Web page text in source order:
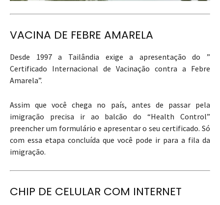
VACINA DE FEBRE AMARELA
Desde 1997 a Tailândia exige a apresentação do ”
Certificado Internacional de Vacinação contra a Febre
Amarela”.
Assim que você chega no país, antes de passar pela
imigração precisa ir ao balcão do “Health Control”
preencher um formulário e apresentar o seu certificado. Só
com essa etapa concluída que você pode ir para a fila da
imigração.
CHIP DE CELULAR COM INTERNET